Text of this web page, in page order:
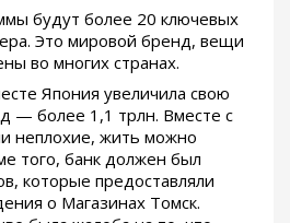
будут более 20 ключевых
Это мировой бренд, вещи
во многих странах.
Япония увеличила свою
— более 1,1 трлн. Вместе с
неплохие, жить можно
того, банк должен был
которые предоставляли
о Магазинах Томск.